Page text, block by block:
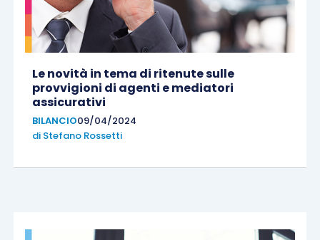
Le novità in tema di ritenute sulle
provvigioni di agenti e mediatori
assicurativi
BILANCIO09/04/2024
di Stefano Rossetti